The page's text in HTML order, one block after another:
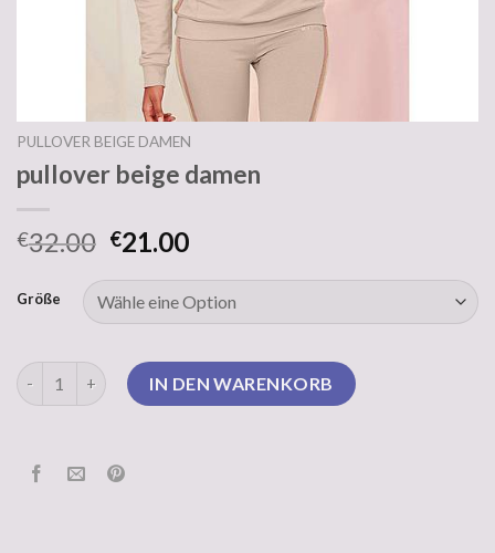
PULLOVER BEIGE DAMEN
pullover beige damen
€32.00 €21.00
Größe
pullover beige damen MengeIN DEN WARENKORB